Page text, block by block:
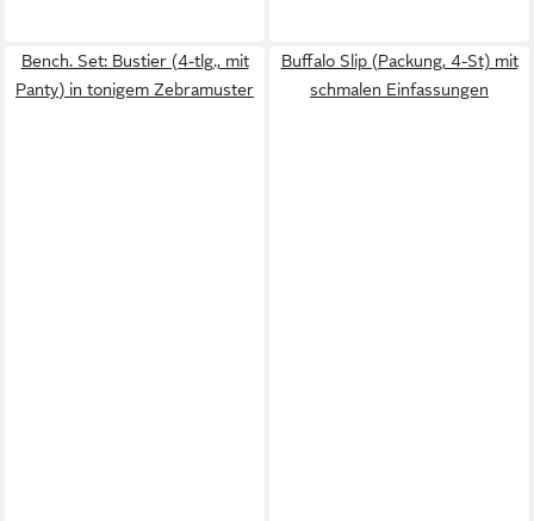
Bench. Set: Bustier (4-tlg., mit
Panty) in tonigem Zebramuster
Buffalo Slip (Packung, 4-St) mit
schmalen Einfassungen